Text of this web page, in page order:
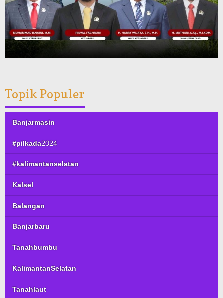
Topik Populer
Banjarmasin
#pilkada2024
#kalimantanselatan
Kalsel
Balangan
Banjarbaru
Tanahbumbu
KalimantanSelatan
Tanahlaut